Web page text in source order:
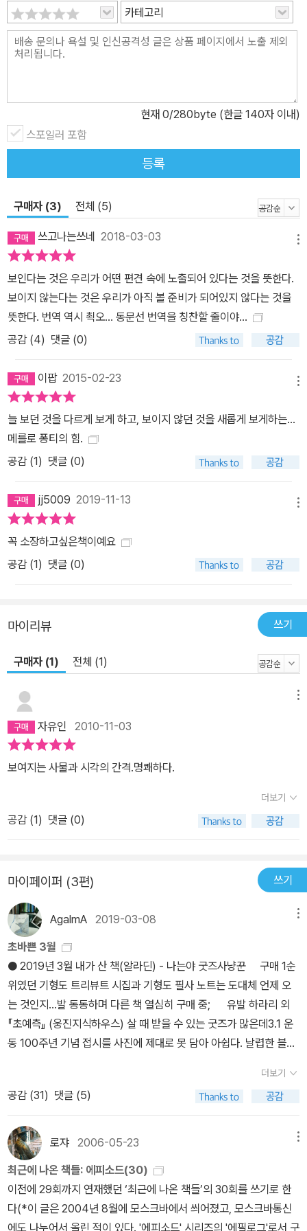
카테고리
현재 0/280byte (한글 140자 이내)
스포일러 포함
등록
구매자 (3) 전체 (5)
쓰고나는쓰네 2018-03-03
보인다는 것은 우리가 어떤 편견 속에 노출되어 있다는 것을 뜻한다.
보이지 않는다는 것은 우리가 아직 볼 준비가 되어있지 않다는 것을
뜻한다. 번역 역시 쵝오... 동문선 번역을 칭찬할 줄이야...
공감 (4) 댓글 (0)
이팝2015-02-23
늘 보던 것을 다르게 보게 하고, 보이지 않던 것을 새롭게 보게하는...
메를로 퐁티의 힘.
공감 (1) 댓글 (0)
jj5009 2019-11-13
꼭 소장하고싶은책이예요
공감 (1) 댓글 (0)
마이리뷰 쓰기
구매자 (1) 전체 (1)
자유인 2010-11-03
보여지는 사물과 시각의 간격.명쾌하다.
더보기
공감 (1) 댓글 (0)
마이페이퍼 (3편) 쓰기
AgalmA 2019-03-08
초바쁜 3월
● 2019년 3월 내가 산 책(알라딘) - 나는야 굿즈사냥꾼 구매 1순
위였던 기형도 트리뷰트 시집과 기형도 필사 노트는 도대체 언제 오
는 것인지...발 동동하며 다른 책 열심히 구매 중; 유발 하라리 외
『초예측』 (웅진지식하우스) 살 때 받을 수 있는 굿즈가 많은데3.1 운
동 100주년 기념 접시를 사진에 제대로 못 담아 아쉽다. 날렵한 블랙
클베리 핀)는 여권 넣어 다니며 쓰기 유용하겠어요. 부드러운 재질이
라 촉감도 좋고, 너무 작지도 크지도 않은 크기. 여행은 안 가고 여권
커버랑 여행 스케줄 노트, 트레블 파우치만 수두룩... 책 읽기 바빠서
💦 『초예측』 읽기 전 유발 하라리 인류 3부작 복습 중... 1. 유
발 하라리 『사피엔스』를 재독리처드 도킨스 『이기적 유전자』랑 분석
스펙트럼이나 임팩트가 비슷하다 느꼈는데 역시 하라리는 도킨스의
'밈 이론'을 지지!​📎'기독교의 천상의 천국이나 공산주의자의 지상낙
원에 대한 믿음 같은 문화적 아이디어는 인간으로 하여금 그것의 전
더보기
공감 (31) 댓글 (5)
로쟈 2006-05-23
최근에 나온 책들: 에피소드(30)
이전에 29회까지 연재했던 ‘최근에 나온 책들’의 30회를 쓰기로 한
다(*이 글은 2004년 8월에 모스크바에서 씌어졌고, 모스크바통신
에도 나누어서 올린 적이 있다. '에피소드' 시리즈의 '에필로그'로서 구